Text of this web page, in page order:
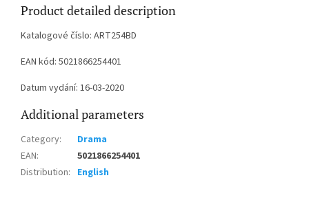
Product detailed description
Katalogové číslo: ART254BD
EAN kód: 5021866254401
Datum vydání: 16-03-2020
Additional parameters
Category:
Drama
EAN:
5021866254401
Distribution: English